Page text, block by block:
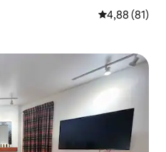
Évaluation
4,88 (81)